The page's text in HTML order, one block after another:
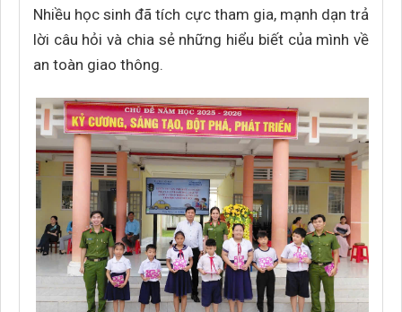
Nhiều học sinh đã tích cực tham gia, mạnh dạn trả
lời câu hỏi và chia sẻ những hiểu biết của mình về
an toàn giao thông.